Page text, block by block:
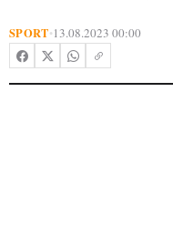
SPORT•13.08.2023 00:00